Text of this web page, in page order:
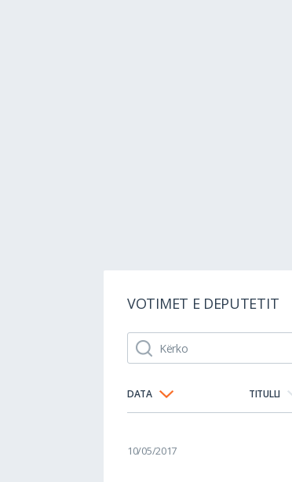
VOTIMET E DEPUTETIT
DATA TITULLI
10/05/2017